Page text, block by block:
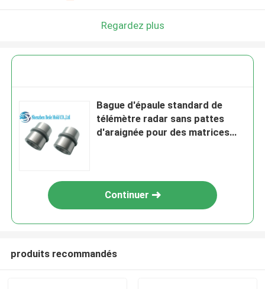
Regardez plus
Bague d'épaule standard de
télémètre radar sans pattes
d'araignée pour des matrices
Continuer
produits recommandés